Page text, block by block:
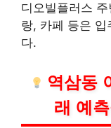
디오빌플러스
랑, 카페 등은 입
다.
역삼동
래 예